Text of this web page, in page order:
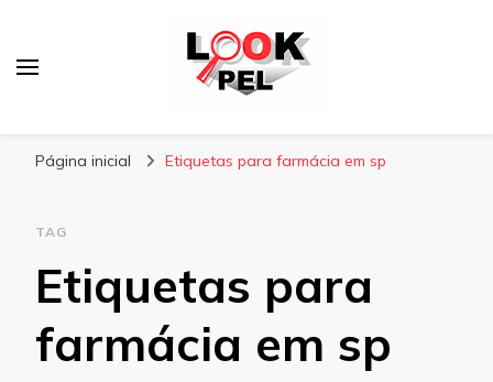
Página inicial Etiquetas para farmácia em sp
TAG
Etiquetas para
farmácia em sp